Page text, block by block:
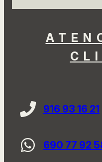
916 93 16 21
690 77 92